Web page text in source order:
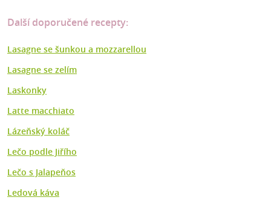
Další doporučené recepty:
Lasagne se šunkou a mozzarellou
Lasagne se zelím
Laskonky
Latte macchiato
Lázeňský koláč
Lečo podle Jiřího
Lečo s Jalapeňos
Ledová káva